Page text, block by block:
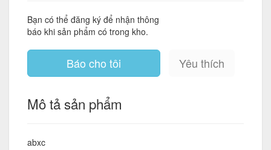
Bạn có thể đăng ký để nhận thông
báo khi sản phẩm có trong kho.
Báo cho tôi Yêu thích
Mô tả sản phẩm
abxc